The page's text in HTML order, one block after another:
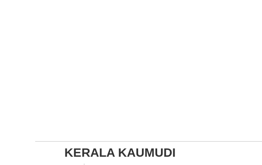
KERALA KAUMUDI